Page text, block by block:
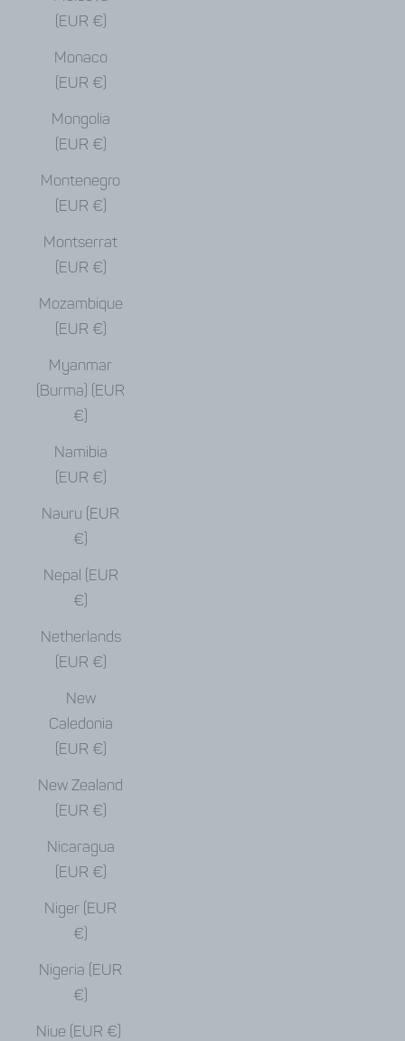
(EUR €)
Monaco
(EUR €)
Mongolia
(EUR €)
Montenegro
(EUR €)
Montserrat
(EUR €)
Mozambique
(EUR €)
Myanmar
(Burma) (EUR
€)
Namibia
(EUR €)
Nauru (EUR
€)
Nepal (EUR
€)
Netherlands
(EUR €)
New
Caledonia
(EUR €)
New Zealand
(EUR €)
Nicaragua
(EUR €)
Niger (EUR
€)
Nigeria (EUR
€)
Niue (EUR €)